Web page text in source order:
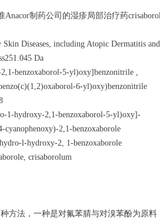
Anacor制药公司的湿疹局部治疗药
Diseases, including Atopic Dermatitis and
Da
benzoxaborol-5-yl)oxy]benzonitrile ,
6-yl)oxy)benzonitrile
1-hydroxy-2,1-benzoxaborol-5-yl)oxy]-
2,1-benzoxaborole
l-hydroxy-2, 1-benzoxaborole
crisaborolum
方法，一种是对氟苯腈与对溴苯酚为原